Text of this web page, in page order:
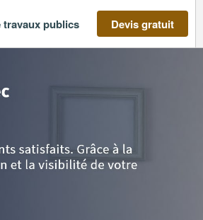
travaux publics Devis gratuit